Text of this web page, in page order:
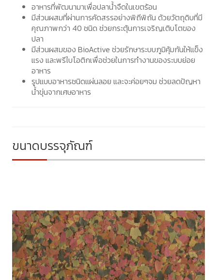
อาหารที่พัฒนามาเพื่อปลาน้ำจืดในเขตร้อน
มีส่วนผสมที่ผ่านการคัดสรรอย่างพิถีพิถัน ด้วยวัตถุดิบที่มี
คุณภาพกว่า 40 ชนิด ช่วยกระตุ้นการเจริญเติบโตของ
ปลา
มีส่วนผสมของ BioActive ช่วยรักษาระบบภูมิคุ้มกันให้แข็ง
แรง และพรีไบโอติกเพื่อช่วยในการทำงานของระบบย่อย
อาหาร
รูปแบบอาหารชนิดแผ่นลอย และจะค่อยๆจม ช่วยลดปัญหา
น้ำขุ่นจากเศษอาหาร
ขนาดบรรจุภัณฑ์